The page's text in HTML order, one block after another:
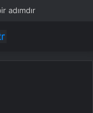
adımdır